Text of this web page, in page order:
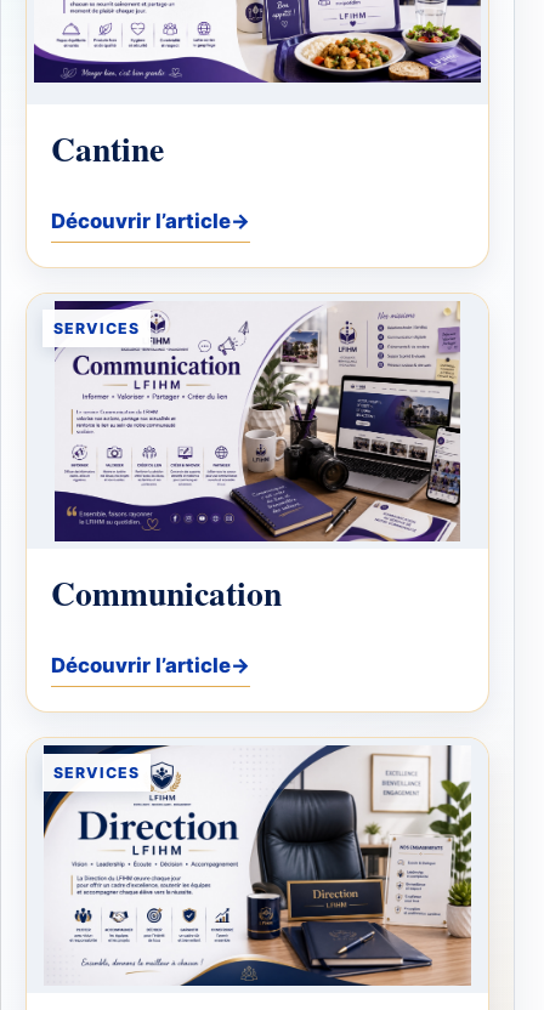
Cantine
Découvrir l’article→
SERVICES
Communication
Découvrir l’article→
SERVICES